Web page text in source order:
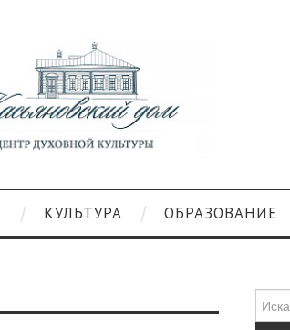
КУЛЬТУРА ОБРАЗОВАНИЕ
для: